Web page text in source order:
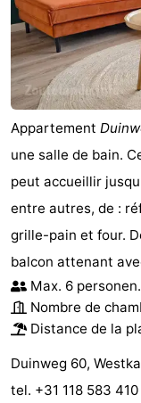
Appartement
une salle de bain.
peut accueillir
entre autres, de :
grille-pain et four.
balcon attenant
Max. 6 personen.
Nombre de
Distance de la
Duinweg 60,
tel. +31 118 583 410